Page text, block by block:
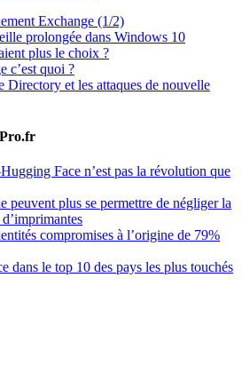
Exchange (1/2)
prolongée dans Windows 10
plus le choix ?
c’est quoi ?
Directory et les attaques de nouvelle
Face n’est pas la révolution que
peuvent plus se permettre de négliger la
compromises à l’origine de 79%
dans le top 10 des pays les plus touchés